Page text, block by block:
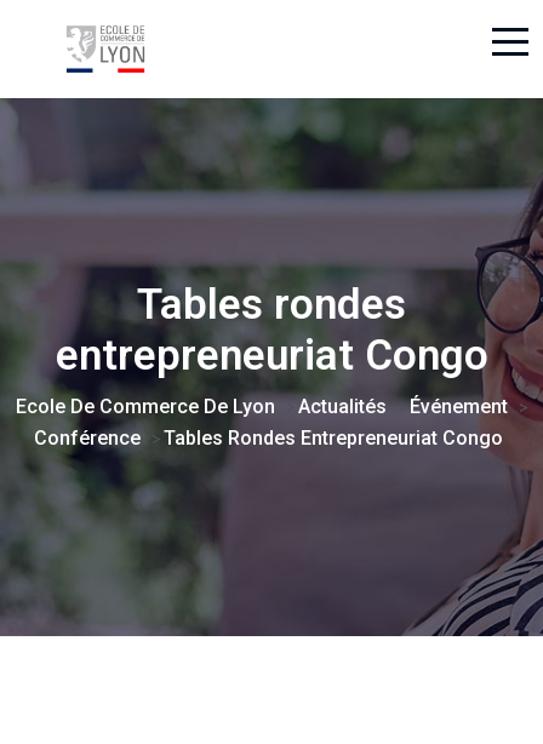
Tables rondes
entrepreneuriat Congo
Ecole De Commerce De Lyon Actualités >Événement >
Conférence >Tables Rondes Entrepreneuriat Congo